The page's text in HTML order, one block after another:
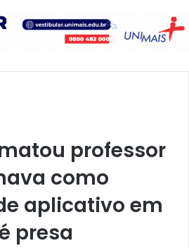
professor
como
aplicativo em
presa